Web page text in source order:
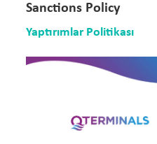
Sanctions Policy
Yaptırımlar Politikası